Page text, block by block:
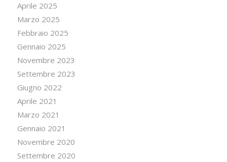
Aprile 2025
Marzo 2025
Febbraio 2025
Gennaio 2025
Novembre 2023
Settembre 2023
Giugno 2022
Aprile 2021
Marzo 2021
Gennaio 2021
Novembre 2020
Settembre 2020